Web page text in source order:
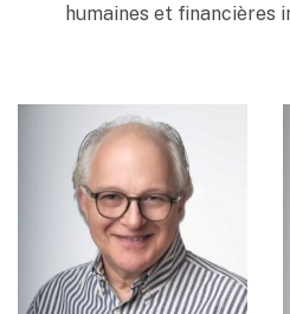
humaines et financières